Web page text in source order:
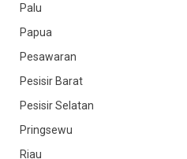
Palu
Papua
Pesawaran
Pesisir Barat
Pesisir Selatan
Pringsewu
Riau